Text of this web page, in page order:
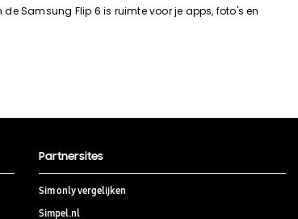
Samsung Flip 6 is ruimte voor je apps, foto's en
Partnersites
Sim only vergelijken
Simpel.nl